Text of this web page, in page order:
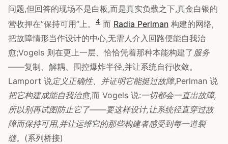
问题,但回答的现场不是白板,而是真实负载之下,真金白银的
营收押在”保持可用”上。
4 而 Radia Perlman 构建的网络,
把故障情形当作设计的中心,无需人介入回路便能自我治
愈;Vogels 则在更上一层、恰恰凭着那种本能构建了服务
——复制、解耦、围控爆炸半径,并让系统自行收敛。
Lamport 说定义正确性、并证明它能挺过故障,Perlman 说
把它构建成能自我治愈,而 Vogels 说:一切都会一直出故障,
所以别再试图防止它了——要这样设计,让系统径直穿过故
障而保持可用,并让运维它的那些构建者感受到每一道裂
缝。 (系列桥接)